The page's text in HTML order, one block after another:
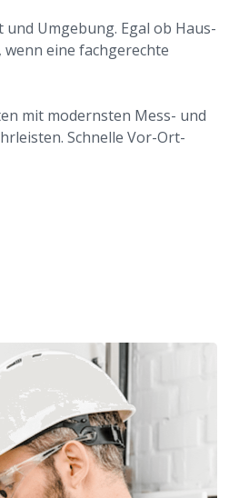
Umgebung. Egal ob Haus-
eine fachgerechte
mit modernsten Mess- und
Schnelle Vor-Ort-